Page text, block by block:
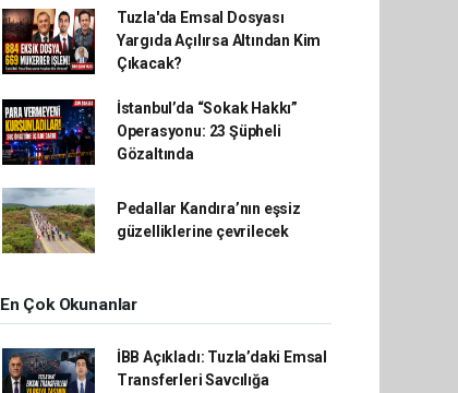
Tuzla'da Emsal Dosyası
Yargıda Açılırsa Altından Kim
Çıkacak?
İstanbul’da “Sokak Hakkı”
Operasyonu: 23 Şüpheli
Gözaltında
Pedallar Kandıra’nın eşsiz
güzelliklerine çevrilecek
En Çok Okunanlar
İBB Açıkladı: Tuzla’daki Emsal
Transferleri Savcılığa